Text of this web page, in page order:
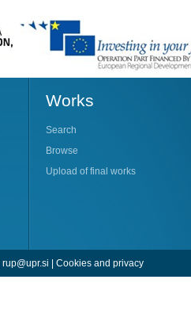
Works
Search
Browse
Upload of final works
rup@upr.si | Cookies and privacy